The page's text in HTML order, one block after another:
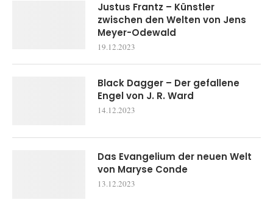
Justus Frantz – Künstler
zwischen den Welten von Jens
Meyer-Odewald
19.12.2023
Black Dagger – Der gefallene
Engel von J. R. Ward
14.12.2023
Das Evangelium der neuen Welt
von Maryse Conde
13.12.2023